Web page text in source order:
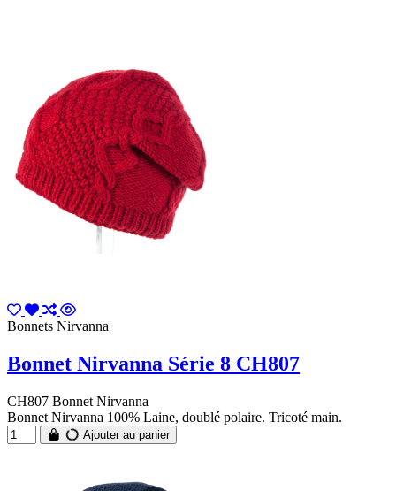
Bonnets Nirvanna
Bonnet Nirvanna Série 8 CH807
CH807 Bonnet Nirvanna
Bonnet Nirvanna 100% Laine, doublé polaire. Tricoté main.
Ajouter au panier